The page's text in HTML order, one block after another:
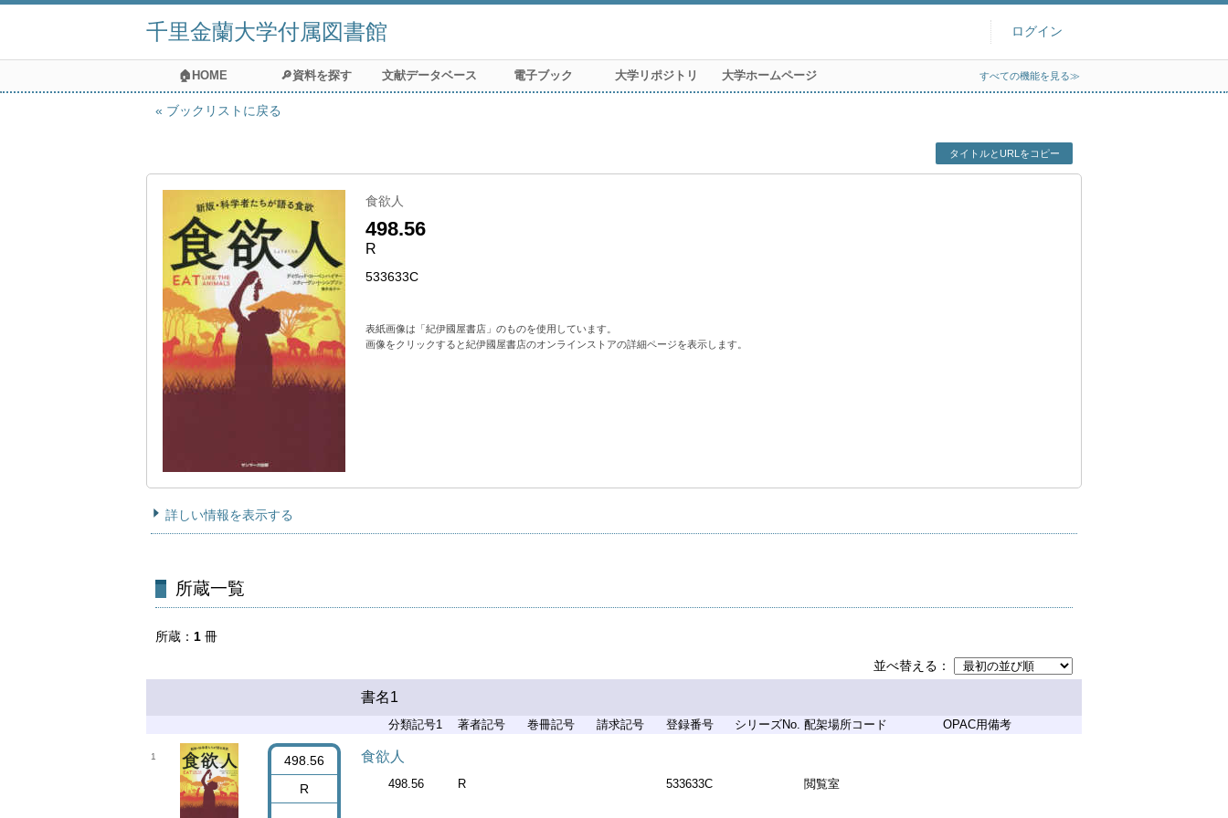
千里金蘭大学付属図書館 ログイン
🏠HOME 🔎資料を探す 文献データベース 電子ブック 大学リポジトリ 大学ホームページ すべての機能を見る≫
ブックリストに戻る
タイトルとURLをコピー
食欲人
498.56
R
533633C
表紙画像は「紀伊國屋書店」のものを使用しています。
画像をクリックすると紀伊國屋書店のオンラインストアの詳細ページを表示します。
詳しい情報を表示する
所蔵一覧
所蔵 1 冊
並べ替える
書名1
分類記号1 著者記号 巻冊記号 請求記号 登録番号 シリーズNo. 配架場所コード OPAC用備考
1
498.56
R
食欲人
498.56 R 533633C 閲覧室